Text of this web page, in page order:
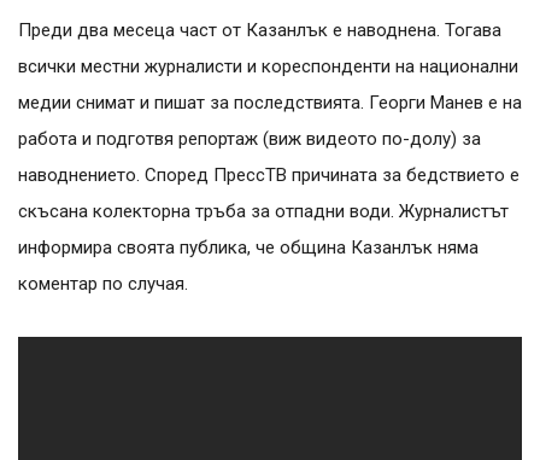
Преди два месеца част от Казанлък е наводнена. Тогава
всички местни журналисти и кореспонденти на национални
медии снимат и пишат за последствията. Георги Манев е на
работа и подготвя репортаж (виж видеото по-долу) за
наводнението. Според ПрессТВ причината за бедствието е
скъсана колекторна тръба за отпадни води. Журналистът
информира своята публика, че община Казанлък няма
коментар по случая.